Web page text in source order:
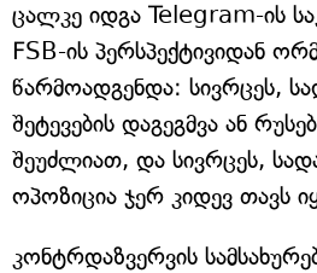
ცალკე იდგა Telegram-ის
FSB-ის პერსპექტივიდან
წარმოადგენდა: სივრცეს,
შეტევების დაგეგმვა ან
შეუძლიათ, და სივრცეს,
ოპოზიცია ჯერ კიდევ თავს
კონტრდაზვერვის